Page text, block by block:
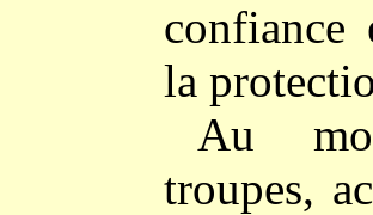
confiance
la
Au
troupes,